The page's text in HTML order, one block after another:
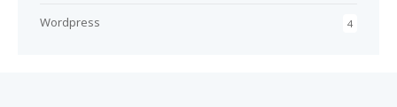
4
Wordpress